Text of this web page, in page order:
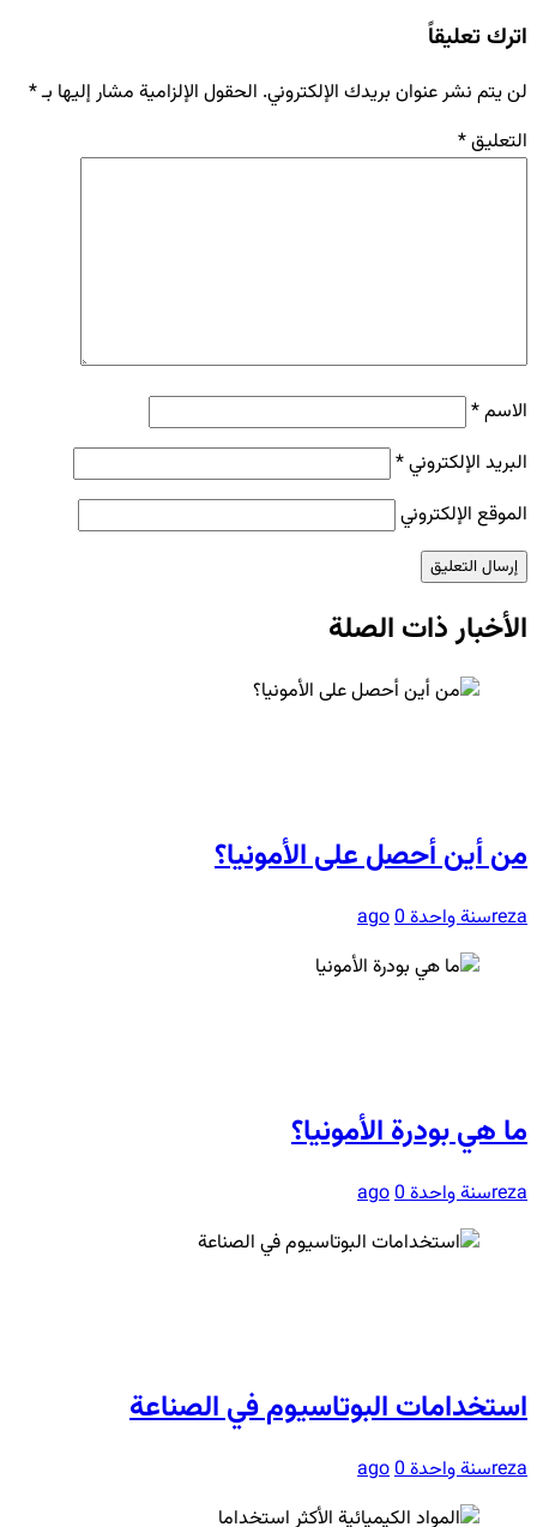
اترك تعليقاً
لن يتم نشر عنوان بريدك الإلكتروني. الحقول الإلزامية مشار إليها بـ*
التعليق*
الاسم*
البريد الإلكتروني*
الموقع الإلكتروني
الأخبار ذات الصلة
من أين أحصل على الأمونيا؟
rezaسنة واحدة ago0
ما هي بودرة الأمونيا؟
rezaسنة واحدة ago0
استخدامات البوتاسيوم في الصناعة
rezaسنة واحدة ago0